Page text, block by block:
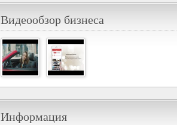
Видеообзор бизнеса
Информация